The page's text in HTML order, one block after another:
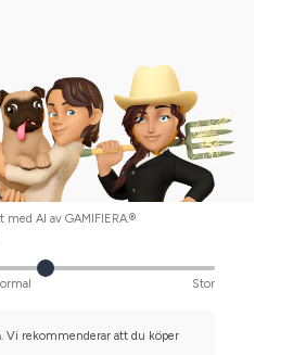
med AI av GAMIFIERA.®
Stor
Vi rekommenderar att du köper